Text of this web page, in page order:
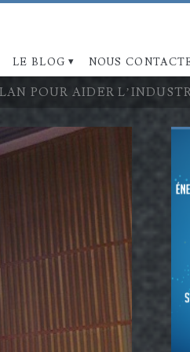
LE BLOG NOUS
POUR AIDER